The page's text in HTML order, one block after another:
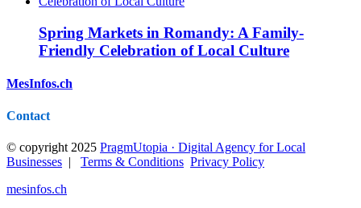
Spring Markets in Romandy: A Family-
Friendly Celebration of Local Culture
MesInfos.ch
Contact
© copyright 2025 PragmUtopia · Digital Agency for Local
Businesses | Terms & Conditions Privacy Policy
mesinfos.ch